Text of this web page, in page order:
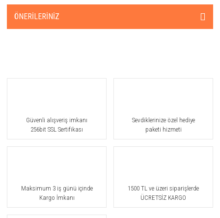
ÖNERILERINIZ
Güvenli alışveriş imkanı
256bit SSL Sertifikası
Sevdiklerinize özel hediye
paketi hizmeti
Maksimum 3 iş günü içinde
Kargo İmkanı
1500 TL ve üzeri siparişlerde
ÜCRETSİZ KARGO